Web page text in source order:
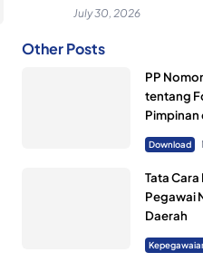
July 30, 2026
Other Posts
PP
tentang
Pimpinan
Download
Tata
Pegawai
Daerah